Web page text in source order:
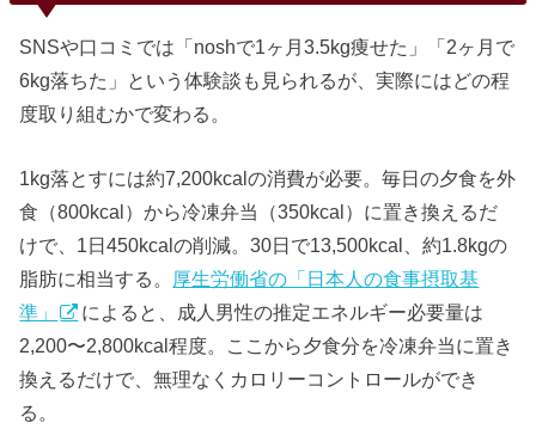
SNSや口コミでは「noshで1ヶ月3.5kg痩せた」「2ヶ月で
6kg落ちた」という体験談も見られるが、実際にはどの程
度取り組むかで変わる。
1kg落とすには約7,200kcalの消費が必要。毎日の夕食を外
食（800kcal）から冷凍弁当（350kcal）に置き換えるだ
けで、1日450kcalの削減。30日で13,500kcal、約1.8kgの
脂肪に相当する。 厚生労働省の「日本人の食事摂取基
準」
によると、成人男性の推定エネルギー必要量は
2,200〜2,800kcal程度。ここから夕食分を冷凍弁当に置き
換えるだけで、無理なくカロリーコントロールができ
る。